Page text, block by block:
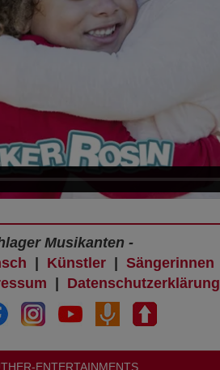
Musikanten -
| Künstler | Sängerinnen
| Datenschutzerklärung
ENTERTAINMENTS